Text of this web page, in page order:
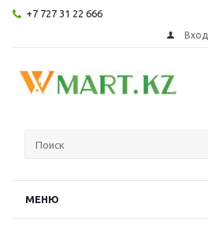
+7 727 31 22 666
Вход
МЕНЮ